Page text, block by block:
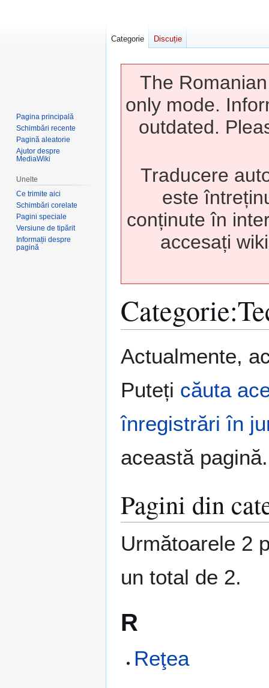
The
only mode.
outdated.
Traducere
este
conținute în
accesați
Categorie:
la
la
Actualmente,
Puteți căuta
înregistrări în
această pagină.
Pagini din
Următoarele 2
un total de 2.
R
Reţea
Categorie Discuție
Pagina principală
Schimbări recente
Pagină aleatorie
Ajutor despre
MediaWiki
Unelte
Ce trimite aici
Schimbări corelate
Pagini speciale
Versiune de tipărit
Informații despre
pagină